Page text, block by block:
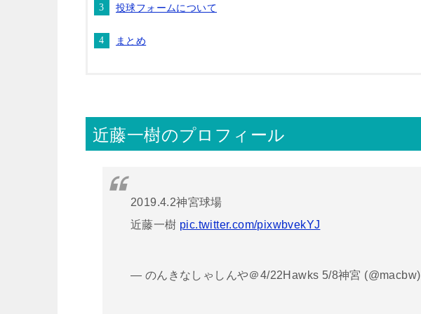
投球フォームについて
まとめ
近藤一樹のプロフィール
2019.4.2神宮球場
近藤一樹 pic.twitter.com/pixwbvekYJ
— のんきなしゃしんや＠4/22Hawks 5/8神宮 (@macbw)